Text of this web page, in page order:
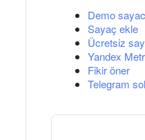
Demo
Sayaç ekle
Ücretsiz
Yandex
Fikir öner
Telegram